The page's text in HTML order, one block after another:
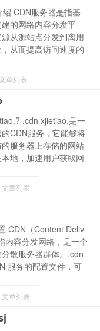
CDN服务器是指基
的网络内容分发平
从源站点分发到离用
从而提高访问速度的
文章列表
.cdn xjietiao.是一
CDN服务，它能够将
服务器上存储的网站
地，加速用户获取网
文章列表
CDN（Content Deliv
内容分发网络，是一个
散服务器群体。.cdn
服务的配置文件，可
文章列表